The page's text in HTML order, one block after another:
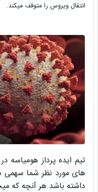
انتقال ویروس را متوقف میکند.
تیم ایده پرداز هومیاسه
های مورد نظر شما سهمی
داشته باشد.هر آنچه که